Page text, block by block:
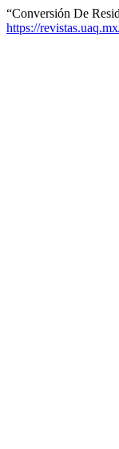
“Conversión De
https://